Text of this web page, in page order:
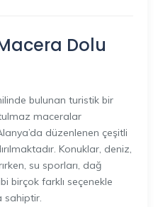
Dolu
bulunan turistik bir
maceralar
düzenlenen çeşitli
Konuklar, deniz,
su sporları, dağ
birçok farklı seçenekle
sahiptir.